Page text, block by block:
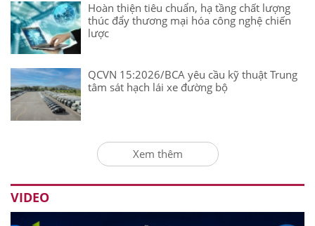
Hoàn thiện tiêu chuẩn, hạ tầng chất lượng
thúc đẩy thương mại hóa công nghệ chiến
lược
QCVN 15:2026/BCA yêu cầu kỹ thuật Trung
tâm sát hạch lái xe đường bộ
Xem thêm
VIDEO